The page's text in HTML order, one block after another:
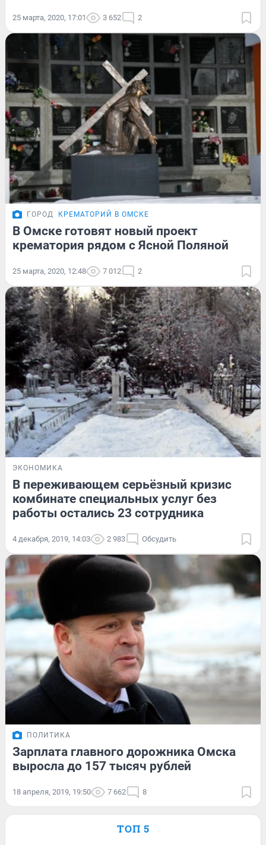
25 марта, 2020, 17:01 3 652 2
ГОРОД КРЕМАТОРИЙ В ОМСКЕ
В Омске готовят новый проект
крематория рядом с Ясной Поляной
25 марта, 2020, 12:48 7 012 2
ЭКОНОМИКА
В переживающем серьёзный кризис
комбинате специальных услуг без
работы остались 23 сотрудника
4 декабря, 2019, 14:03 2 983 Обсудить
ПОЛИТИКА
Зарплата главного дорожника Омска
выросла до 157 тысяч рублей
18 апреля, 2019, 19:50 7 662 8
ТОП 5